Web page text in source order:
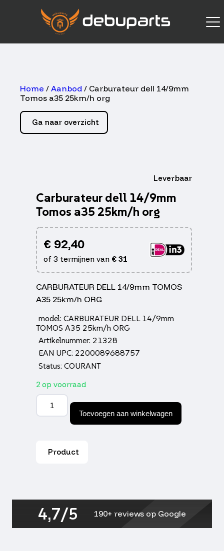
Home / Aanbod / Carburateur dell 14/9mm
Tomos a35 25km/h org
Ga naar overzicht
Leverbaar
Carburateur dell 14/9mm
Tomos a35 25km/h org
€92,40
of 3 termijnen van €31
CARBURATEUR DELL 14/9mm TOMOS
A35 25km/h ORG
model: CARBURATEUR DELL 14/9mm
TOMOS A35 25km/h ORG
Artikelnummer: 21328
EAN UPC: 2200089688757
Status: COURANT
2 op voorraad
Carburateur
14/9mm
org
Toevoegen aan winkelwagen
Product
4,7/5 190+ reviews op Google